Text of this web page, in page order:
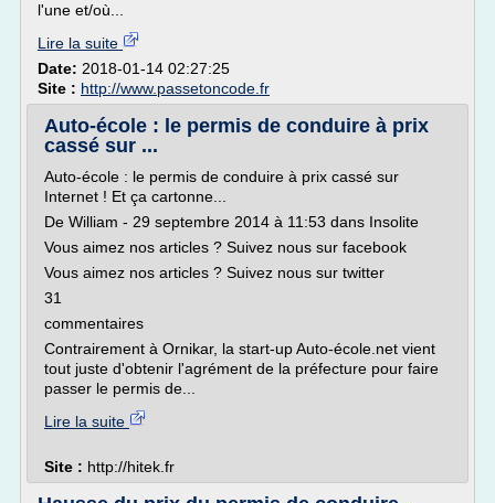
l'une et/où...
Lire la suite
Date: 2018-01-14 02:27:25
Site : http://www.passetoncode.fr
Auto-école : le permis de conduire à prix
cassé sur ...
Auto-école : le permis de conduire à prix cassé sur
Internet ! Et ça cartonne...
De William - 29 septembre 2014 à 11:53 dans Insolite
Vous aimez nos articles ? Suivez nous sur facebook
Vous aimez nos articles ? Suivez nous sur twitter
31
commentaires
Contrairement à Ornikar, la start-up Auto-école.net vient
tout juste d'obtenir l'agrément de la préfecture pour faire
passer le permis de...
Lire la suite
Site : http://hitek.fr